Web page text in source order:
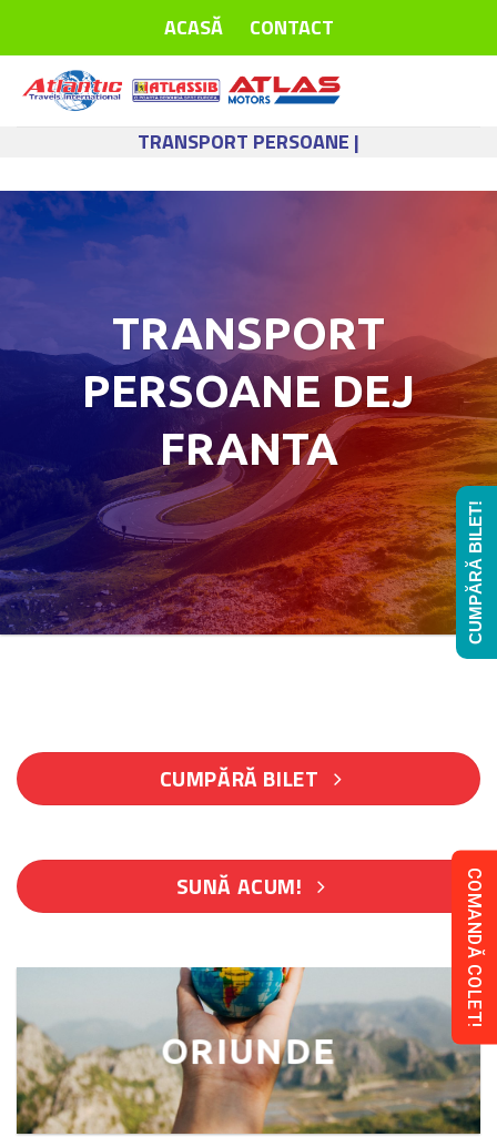
ACASĂ CONTACT
TRANSPORT PERSOANE |
TRANSPORT
PERSOANE DEJ
FRANTA
CUMPĂRĂ BILET
SUNĂ ACUM!
ORIUNDE
COMANDĂ COLET!
CUMPĂRĂ BILET!